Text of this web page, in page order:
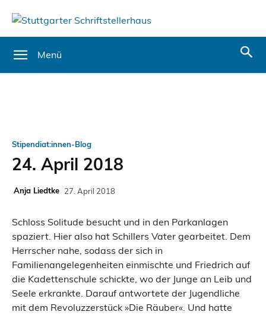
Menü
Stipendiat:innen-Blog
24. April 2018
Anja Liedtke 27. April 2018
Schloss Solitude besucht und in den Parkanlagen
spaziert. Hier also hat Schillers Vater gearbeitet. Dem
Herrscher nahe, sodass der sich in
Familienangelegenheiten einmischte und Friedrich auf
die Kadettenschule schickte, wo der Junge an Leib und
Seele erkrankte. Darauf antwortete der Jugendliche
mit dem Revoluzzerstück »Die Räuber«. Und hatte